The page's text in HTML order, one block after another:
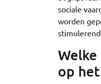
sociale
worden
op